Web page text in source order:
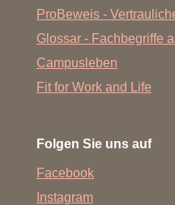
ProBeweis -
Glossar - Fachbegriffe
Campusleben
Fit for Work and Life
Folgen Sie uns auf
Facebook
Instagram